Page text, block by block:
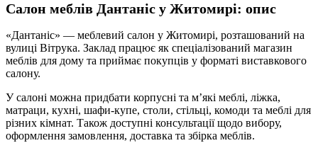
Салон меблів Дантаніс у Житомирі: опис
«Дантаніс» — меблевий салон у Житомирі, розташований на
вулиці Вітрука. Заклад працює як спеціалізований магазин
меблів для дому та приймає покупців у форматі виставкового
салону.
У салоні можна придбати корпусні та м’які меблі, ліжка,
матраци, кухні, шафи-купе, столи, стільці, комоди та меблі для
різних кімнат. Також доступні консультації щодо вибору,
оформлення замовлення, доставка та збірка меблів.